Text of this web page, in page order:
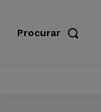
Procurar